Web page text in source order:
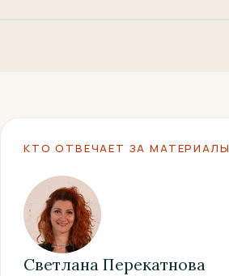
КТО ОТВЕЧАЕТ ЗА МАТЕРИАЛЫ
Светлана Перекатнова